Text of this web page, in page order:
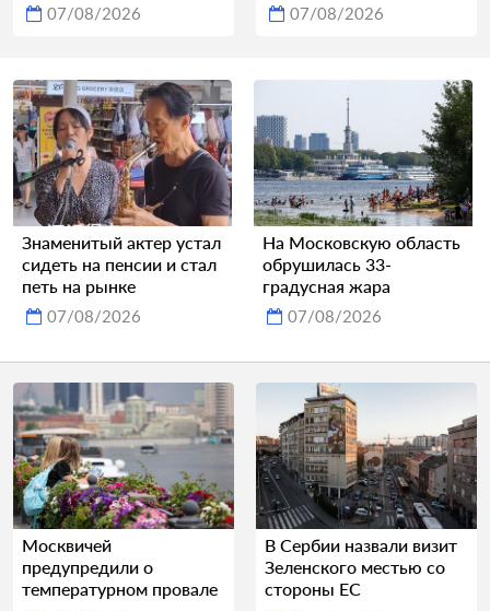
07/08/2026 07/08/2026
Знаменитый актер устал
сидеть на пенсии и стал
петь на рынке
07/08/2026
На Московскую область
обрушилась 33-
градусная жара
07/08/2026
Москвичей
предупредили о
температурном провале
В Сербии назвали визит
Зеленского местью со
стороны ЕС